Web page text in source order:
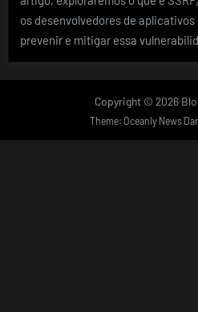
os desenvolvedores de
prevenir e mitigar essa
Copyright © 2026
Theme: Oceanly News